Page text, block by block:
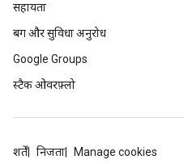
सहायता
बग और सुविधा अनुरोध
Google Groups
स्टैक ओवरफ़्लो
शर्तें निजता Manage cookies